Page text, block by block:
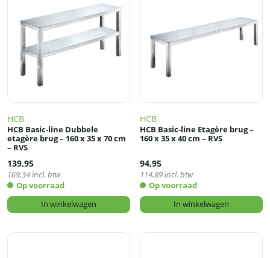
HCB
HCB Basic-line Dubbele
etagère brug – 160 x 35 x 70 cm
– RVS
139,95
169,34incl. btw
Op voorraad
In winkelwagen
HCB
HCB Basic-line Etagère brug –
160 x 35 x 40 cm – RVS
94,95
114,89incl. btw
Op voorraad
In winkelwagen